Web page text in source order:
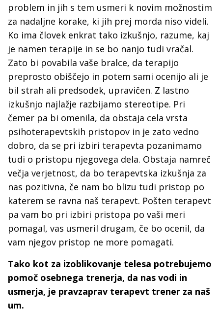
problem in jih s tem usmeri k novim možnostim
za nadaljne korake, ki jih prej morda niso videli.
Ko ima človek enkrat tako izkušnjo, razume, kaj
je namen terapije in se bo nanjo tudi vračal.
Zato bi povabila vaše bralce, da terapijo
preprosto obiščejo in potem sami ocenijo ali je
bil strah ali predsodek, upravičen. Z lastno
izkušnjo najlažje razbijamo stereotipe. Pri
čemer pa bi omenila, da obstaja cela vrsta
psihoterapevtskih pristopov in je zato vedno
dobro, da se pri izbiri terapevta pozanimamo
tudi o pristopu njegovega dela. Obstaja namreč
večja verjetnost, da bo terapevtska izkušnja za
nas pozitivna, če nam bo blizu tudi pristop po
katerem se ravna naš terapevt. Pošten terapevt
pa vam bo pri izbiri pristopa po vaši meri
pomagal, vas usmeril drugam, če bo ocenil, da
vam njegov pristop ne more pomagati.
Tako kot za izoblikovanje telesa potrebujemo
pomoč osebnega trenerja, da nas vodi in
usmerja, je pravzaprav terapevt trener za naš
um.